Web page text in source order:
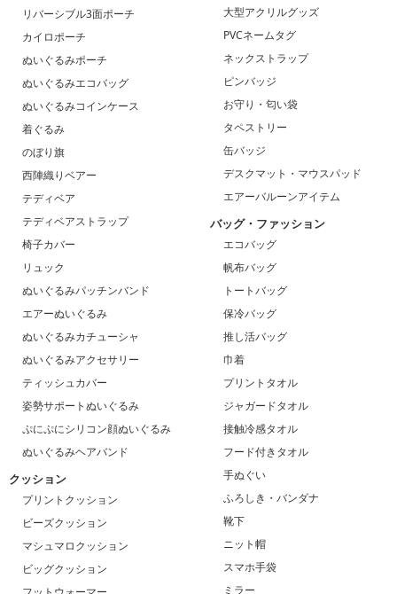
リバーシブル3面ポーチ
カイロポーチ
ぬいぐるみポーチ
ぬいぐるみエコバッグ
ぬいぐるみコインケース
着ぐるみ
のぼり旗
西陣織りベアー
テディベア
テディベアストラップ
椅子カバー
リュック
ぬいぐるみパッチンバンド
エアーぬいぐるみ
ぬいぐるみカチューシャ
ぬいぐるみアクセサリー
ティッシュカバー
姿勢サポートぬいぐるみ
ぷにぷにシリコン顔ぬいぐるみ
ぬいぐるみヘアバンド
クッション
プリントクッション
ビーズクッション
マシュマロクッション
ビッグクッション
大型アクリルグッズ
PVCネームタグ
ネックストラップ
ピンバッジ
お守り・匂い袋
タペストリー
缶バッジ
デスクマット・マウスパッド
エアーバルーンアイテム
バッグ・ファッション
エコバッグ
帆布バッグ
トートバッグ
保冷バッグ
推し活バッグ
巾着
プリントタオル
ジャガードタオル
接触冷感タオル
フード付きタオル
手ぬぐい
ふろしき・バンダナ
靴下
ニット帽
スマホ手袋
ミラー